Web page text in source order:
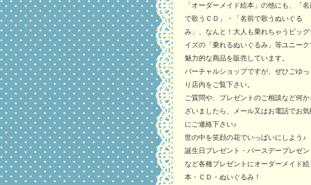
「オーダーメイド絵本」の他にも、「名
で歌うＣＤ」・「名前で歌うぬいぐる
み」、なんと！大人も乗れちゃうビッグ
イズの「乗れるぬいぐるみ」等ユニーク
魅力的な商品を販売しています。
バーチャルショップですが、ぜひごゆっ
り店内をご覧下さい。
ご質問や、プレゼントのご相談など何か
ざいましたら、メール又はお電話でお気
にご連絡下さい♪
世の中を笑顔の花でいっぱいにしよう♪
誕生日プレゼント・バースデープレゼン
など各種プレゼントにオーダーメイド絵
本・ＣＤ・ぬいぐるみ！